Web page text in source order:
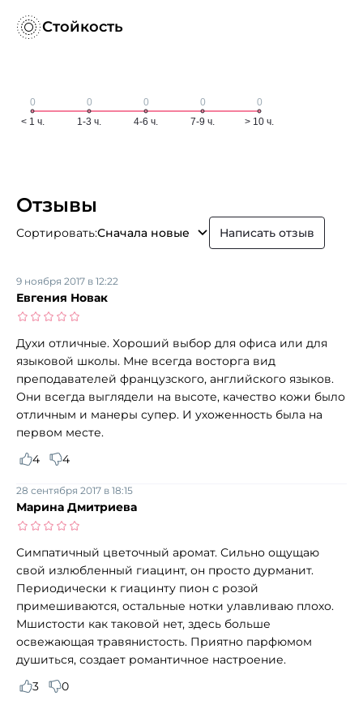
Стойкость
Отзывы
Сортировать:Сначала новые Написать отзыв
Евгения Новак
9 ноября 2017 в 12:22
Духи отличные. Хороший выбор для офиса или для
языковой школы. Мне всегда восторга вид
преподавателей французского, английского языков.
Они всегда выглядели на высоте, качество кожи было
отличным и манеры супер. И ухоженность была на
первом месте.
4
4
Марина Дмитриева
28 сентября 2017 в 18:15
Симпатичный цветочный аромат. Сильно ощущаю
свой излюбленный гиацинт, он просто дурманит.
Периодически к гиацинту пион с розой
примешиваются, остальные нотки улавливаю плохо.
Мшистости как таковой нет, здесь больше
освежающая травянистость. Приятно парфюмом
душиться, создает романтичное настроение.
3
0